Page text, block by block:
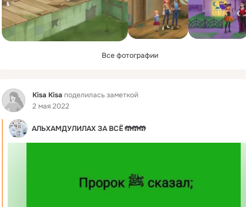
Все фотографии
Фид Kisa Kisa поделилась заметкой
2 мая 2022
АЛЬХАМДУЛИЛАХ ЗА ВСЁ 🤲🤲🤲